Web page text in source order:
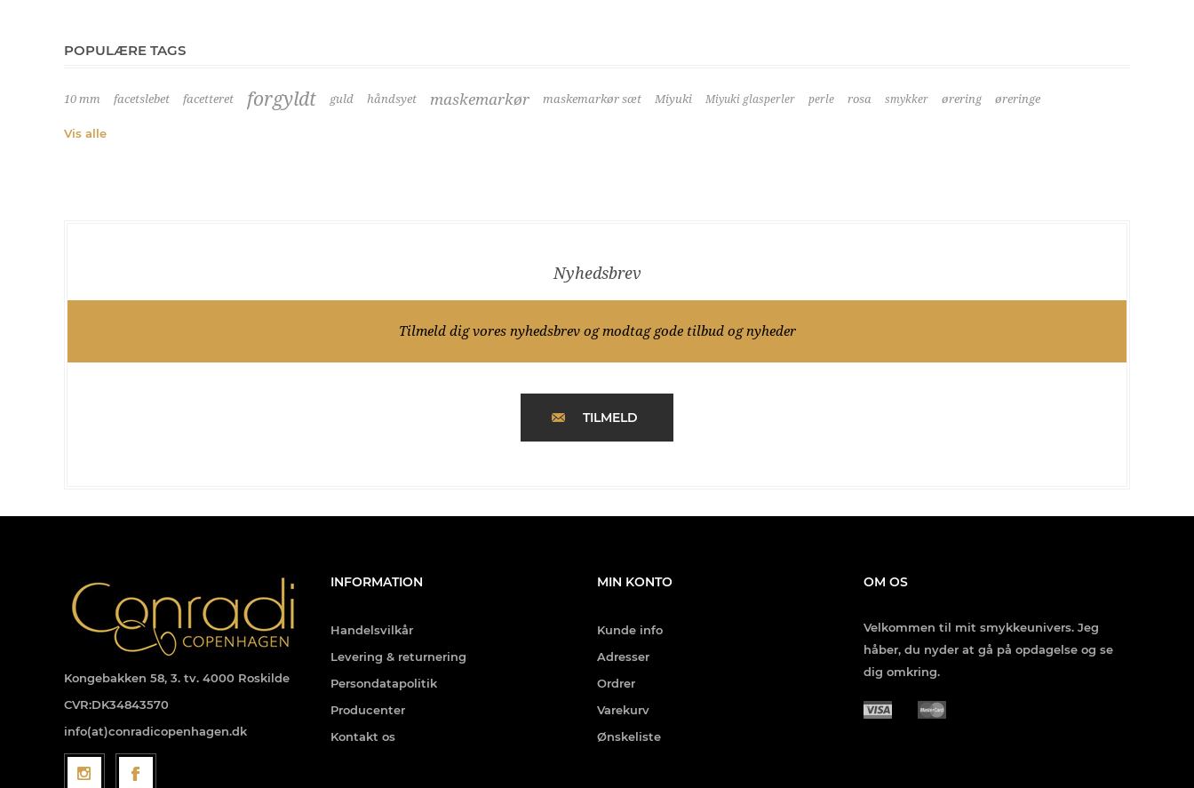
POPULÆRE TAGS
10 mm facetslebet facetteret forgyldt guld håndsyet maskemarkør maskemarkør sæt Miyuki Miyuki glasperler perle rosa smykker ørering øreringe
Vis alle
Nyhedsbrev
Tilmeld dig vores nyhedsbrev og modtag gode tilbud og nyheder
TILMELD
Kongebakken 58, 3. tv. 4000 Roskilde
CVR:DK34843570
info(at)conradicopenhagen.dk
INFORMATION
Handelsvilkår
Levering & returnering
Persondatapolitik
Producenter
Kontakt os
MIN KONTO
Kunde info
Adresser
Ordrer
Varekurv
Ønskeliste
OM OS
Velkommen til mit smykkeunivers. Jeg
håber, du nyder at gå på opdagelse og se
dig omkring.